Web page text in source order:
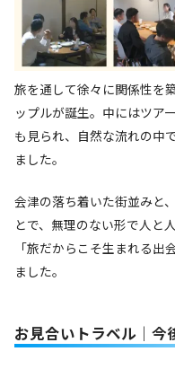
旅を通して徐々に関係性を
ップルが誕生。中にはツア
も見られ、自然な流れの中
ました。
会津の落ち着いた街並みと
とで、無理のない形で人
「旅だからこそ生まれる出
ました。
お見合いトラベル｜今